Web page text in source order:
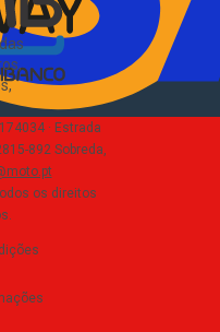
· Estrada
892 Sobreda,
os direitos
.